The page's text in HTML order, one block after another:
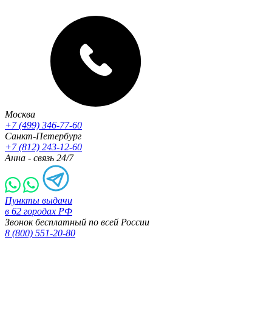
Москва
+7 (499) 346-77-60
Санкт-Петербург
+7 (812) 243-12-60
Анна - связь 24/7
Пункты выдачи
в 62 городах РФ
Звонок бесплатный по всей России
8 (800) 551-20-80